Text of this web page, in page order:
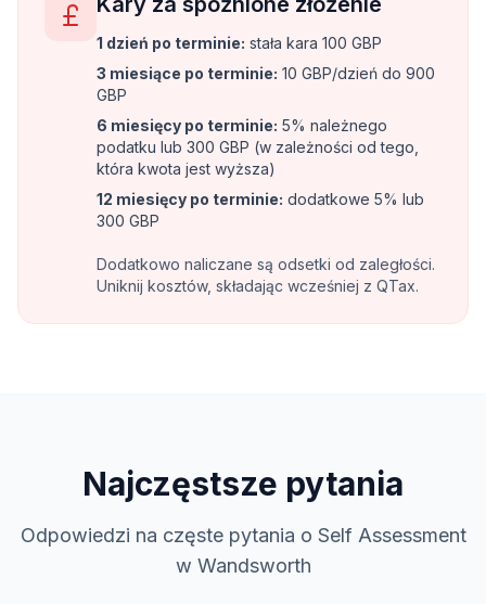
1 dzień po terminie: stała kara 100 GBP
3 miesiące po terminie: 10 GBP/dzień do 900
GBP
6 miesięcy po terminie: 5% należnego
podatku lub 300 GBP (w zależności od tego,
która kwota jest wyższa)
12 miesięcy po terminie: dodatkowe 5% lub
300 GBP
Dodatkowo naliczane są odsetki od zaległości.
Uniknij kosztów, składając wcześniej z QTax.
Najczęstsze pytania
Odpowiedzi na częste pytania o Self Assessment
w Wandsworth